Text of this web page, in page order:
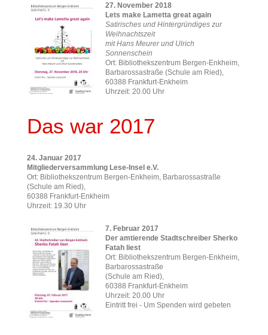
27. November 2018
Lets make Lametta great again
Satirisches und Hintergründiges zur
Weihnachtszeit
mit Hans Meurer und Ulrich
Sonnenschein
Ort: Bibliothekszentrum Bergen-Enkheim,
Barbarossastraße (Schule am Ried),
60388 Frankfurt-Enkheim
Uhrzeit: 20.00 Uhr
Das war 2017
24. Januar 2017
Mitgliederversammlung Lese-Insel e.V.
Ort: Bibliothekszentrum Bergen-Enkheim, Barbarossastraße
(Schule am Ried),
60388 Frankfurt-Enkheim
Uhrzeit: 19.30 Uhr
7. Februar 2017
Der amtierende Stadtschreiber Sherko
Fatah liest
Ort: Bibliothekszentrum Bergen-Enkheim,
Barbarossastraße
(Schule am Ried),
60388 Frankfurt-Enkheim
Uhrzeit: 20.00 Uhr
Eintritt frei - Um Spenden wird gebeten